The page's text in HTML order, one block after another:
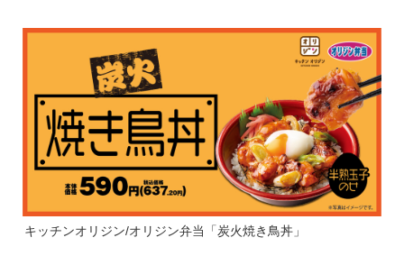
キッチンオリジン/オリジン弁当「炭火焼き鳥丼」